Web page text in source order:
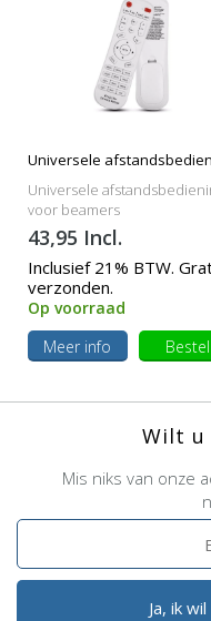
Universele
Universele
voor beamers
43,95 Incl.
Inclusief 21% BTW.
verzonden.
Op voorraad
Meer info
Bestel
Wilt u
Mis niks van onze
Ja, ik